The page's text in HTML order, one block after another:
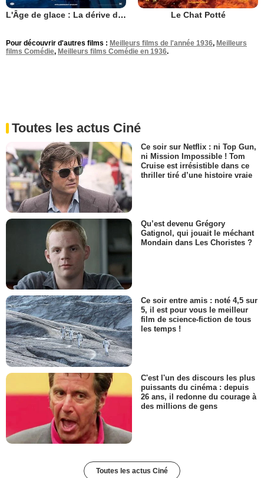
L'Âge de glace : La dérive des continents Le Chat Potté
Pour découvrir d'autres films : Meilleurs films de l'année 1936, Meilleurs
films Comédie, Meilleurs films Comédie en 1936.
Toutes les actus Ciné
Ce soir sur Netflix : ni Top Gun,
ni Mission Impossible ! Tom
Cruise est irrésistible dans ce
thriller tiré d’une histoire vraie
Qu’est devenu Grégory
Gatignol, qui jouait le méchant
Mondain dans Les Choristes ?
Ce soir entre amis : noté 4,5 sur
5, il est pour vous le meilleur
film de science-fiction de tous
les temps !
C'est l'un des discours les plus
puissants du cinéma : depuis
26 ans, il redonne du courage à
des millions de gens
Toutes les actus Ciné